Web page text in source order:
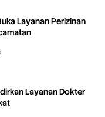
Layanan Perizinan
Layanan Dokter